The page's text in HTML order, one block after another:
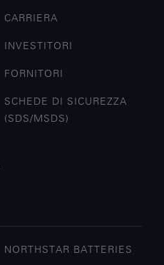
CARRIERA
INVESTITORI
FORNITORI
SCHEDE DI SICUREZZA
(SDS/MSDS)
NORTHSTAR BATTERIES